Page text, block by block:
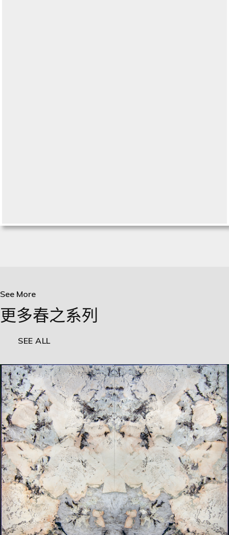
See More
更多春之系列
SEE ALL